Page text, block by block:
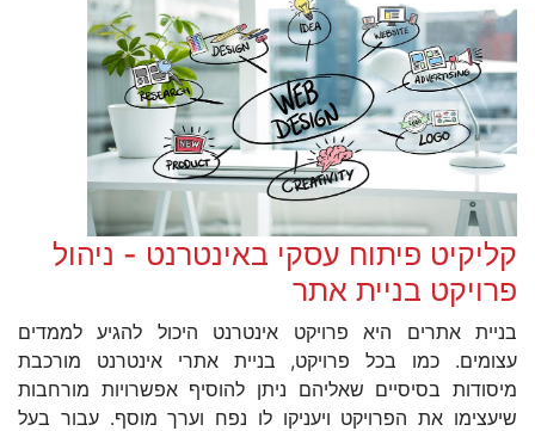
קליקיט פיתוח עסקי באינטרנט - ניהול
פרויקט בניית אתר
בניית אתרים היא פרויקט אינטרנט היכול להגיע לממדים
עצומים. כמו בכל פרויקט, בניית אתרי אינטרנט מורכבת
מיסודות בסיסיים שאליהם ניתן להוסיף אפשרויות מורחבות
שיעצימו את הפרויקט ויעניקו לו נפח וערך מוסף. עבור בעל